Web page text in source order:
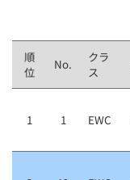
順
位
No.
クラ
ス
1 1 EWC